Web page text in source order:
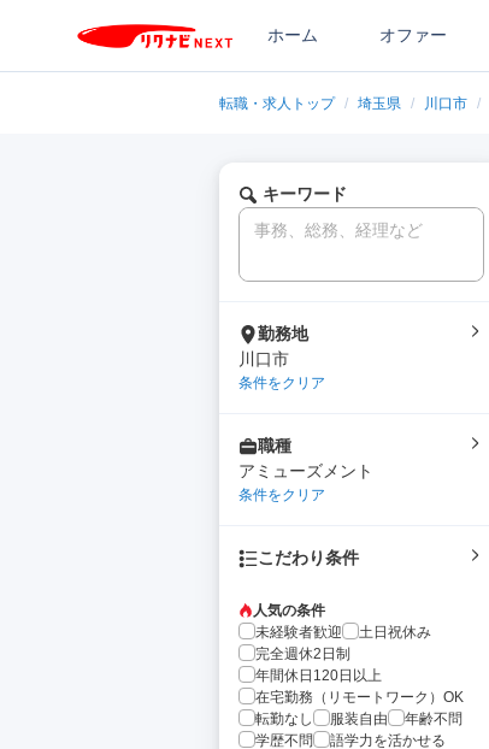
ホーム オファー
転職・求人トップ / 埼玉県 / 川口市 /
キーワード
勤務地
川口市
条件をクリア
職種
アミューズメント
条件をクリア
こだわり条件
人気の条件
未経験者歓迎
土日祝休み
完全週休2日制
年間休日120日以上
在宅勤務（リモートワーク）OK
転勤なし
服装自由
年齢不問
学歴不問
語学力を活かせる